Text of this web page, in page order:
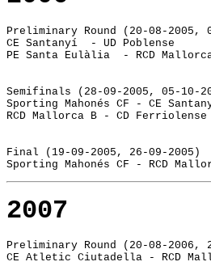
Preliminary Round (20-08-2005,
CE Santanyí  - UD
PE Santa Eulàlia  - RCD
Semifinals (28-09-2005, 05-10-
Sporting Mahonés CF - CE
RCD Mallorca B - CD
Final (19-09-2005, 26-09-2005)
Sporting Mahonés CF - RCD
2007
Preliminary Round (20-08-2006,
CE Atletic Ciutadella - RCD